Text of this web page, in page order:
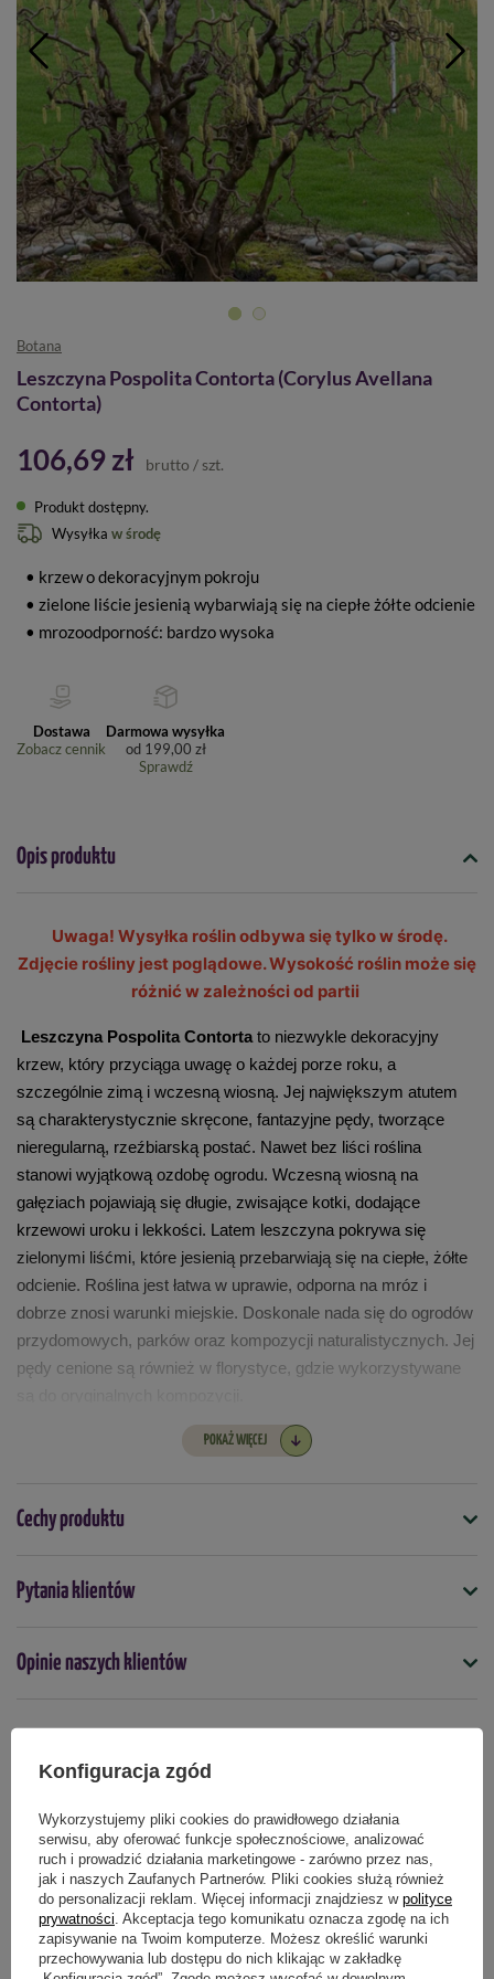
Botana
Leszczyna Pospolita Contorta (Corylus Avellana
Contorta)
106,69 zł brutto / szt.
Produkt dostępny
Wysyłka w środę
• krzew o dekoracyjnym pokroju
• zielone liście jesienią wybarwiają się na ciepłe żółte odcienie
• mrozoodporność: bardzo wysoka
Dostawa
Zobacz cennik
Darmowa wysyłka
od 199,00 zł
Sprawdź
Opis produktu
Uwaga! Wysyłka roślin odbywa się tylko w środę.
Zdjęcie rośliny jest poglądowe. Wysokość roślin może się
różnić w zależności od partii
Leszczyna Pospolita Contorta to niezwykle dekoracyjny
krzew, który przyciąga uwagę o każdej porze roku, a
szczególnie zimą i wczesną wiosną. Jej największym atutem
są charakterystycznie skręcone, fantazyjne pędy, tworzące
nieregularną, rzeźbiarską postać. Nawet bez liści roślina
stanowi wyjątkową ozdobę ogrodu. Wczesną wiosną na
gałęziach pojawiają się długie, zwisające kotki, dodające
krzewowi uroku i lekkości. Latem leszczyna pokrywa się
zielonymi liśćmi, które jesienią przebarwiają się na ciepłe, żółte
odcienie. Roślina jest łatwa w uprawie, odporna na mróz i
dobrze znosi warunki miejskie. Doskonale nada się do ogrodów
przydomowych, parków oraz kompozycji naturalistycznych. Jej
pędy cenione są również w florystyce, gdzie wykorzystywane
Docelowa wysokość -
Gleba - żyzna,umiarkowanie wilgotna,próchnicza
Mrozoodporność - bardzo wysoka
Sadzonka sprzedawana jest w doniczce C5 o pojemności 5
Wysokość sprzedawanej rośliny to około 40-60 cm.
Paczka z roślinami wysyłana jest bezpośrednio ze szkółki,
dlatego może przyjść w innym terminie niż pozostałe
zamówione produkty.
POKAŻ WIĘCEJ
Cechy produktu
Symbol
5904826821618
400
Mrozoodporność
tak
Termin sadzenia
wiosna jesień
Pytania klientów
Opinie naszych klientów
Produkty powiązane
Konfiguracja zgód
Wykorzystujemy pliki cookies do prawidłowego działania
serwisu, aby oferować funkcje społecznościowe, analizować
ruch i prowadzić działania marketingowe - zarówno przez nas,
jak i naszych Zaufanych Partnerów. Pliki cookies służą również
do personalizacji reklam. Więcej informacji znajdziesz w polityce
prywatności . Akceptacja tego komunikatu oznacza zgodę na ich
zapisywanie na Twoim komputerze. Możesz określić warunki
przechowywania lub dostępu do nich klikając w zakładkę